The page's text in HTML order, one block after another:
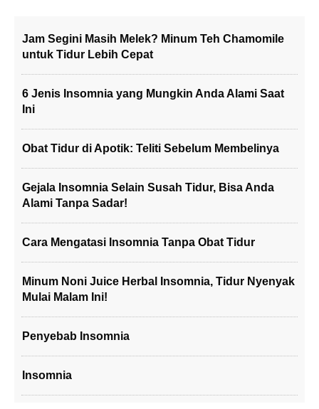
Jam Segini Masih Melek? Minum Teh Chamomile
untuk Tidur Lebih Cepat
6 Jenis Insomnia yang Mungkin Anda Alami Saat
Ini
Obat Tidur di Apotik: Teliti Sebelum Membelinya
Gejala Insomnia Selain Susah Tidur, Bisa Anda
Alami Tanpa Sadar!
Cara Mengatasi Insomnia Tanpa Obat Tidur
Minum Noni Juice Herbal Insomnia, Tidur Nyenyak
Mulai Malam Ini!
Penyebab Insomnia
Insomnia